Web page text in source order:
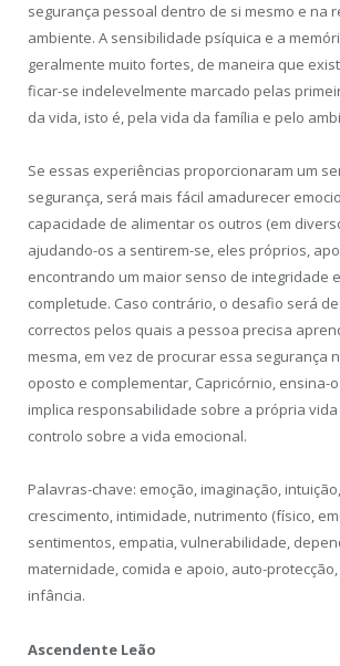
segurança pessoal dentro de si mesmo e na
ambiente. A sensibilidade psíquica e a
geralmente muito fortes, de maneira que
ficar-se indelevelmente marcado pelas
da vida, isto é, pela vida da família e pelo
Se essas experiências proporcionaram um
segurança, será mais fácil amadurecer
capacidade de alimentar os outros (em
ajudando-os a sentirem-se, eles próprios,
encontrando um maior senso de integridade
completude. Caso contrário, o desafio será
correctos pelos quais a pessoa precisa
mesma, em vez de procurar essa segurança
oposto e complementar, Capricórnio, ensina-
implica responsabilidade sobre a própria
controlo sobre a vida emocional.
Palavras-chave: emoção, imaginação,
crescimento, intimidade, nutrimento (físico,
sentimentos, empatia, vulnerabilidade,
maternidade, comida e apoio, auto-
infância.
Ascendente Leão